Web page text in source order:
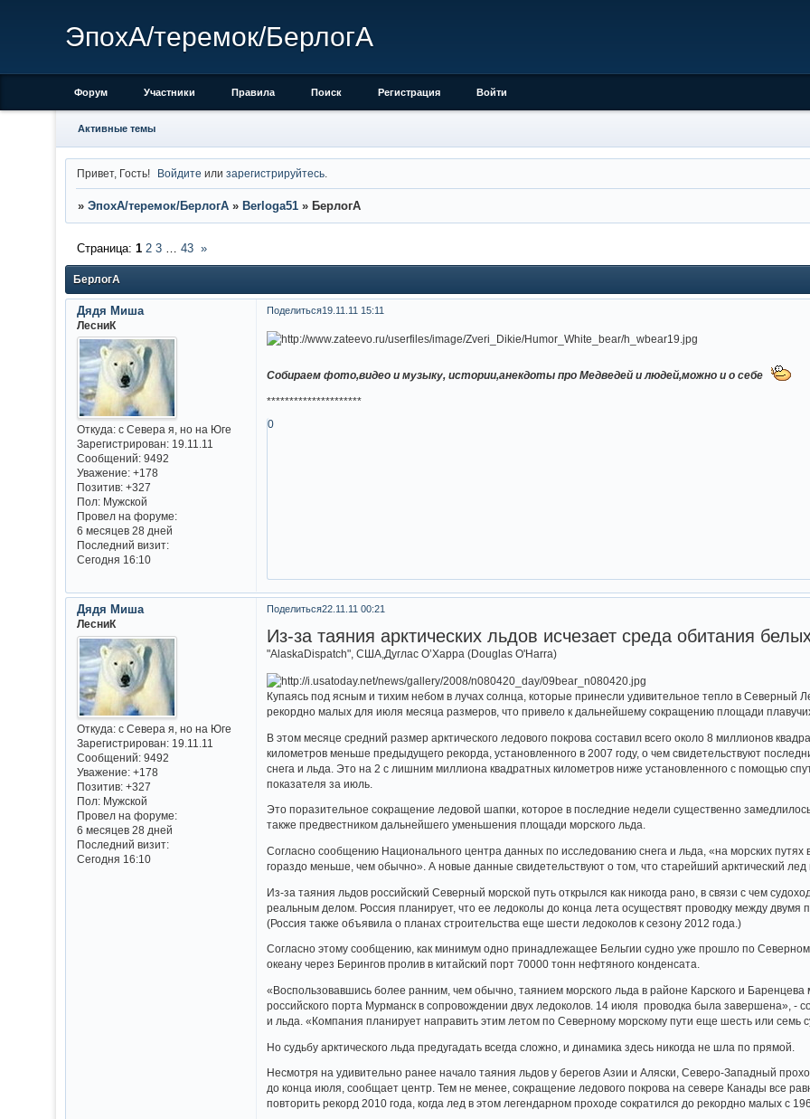
ЭпохА/теремок/БерлогА
Форум Участники Правила Поиск Регистрация Войти
Активные темы
Привет, Гость! Войдите илизарегистрируйтесь
» ЭпохА/теремок/БерлогА » Berloga51 » БерлогА
БерлогА
Страница: 1 2 3 … 43 »
Поделиться19.11.11 15:11
Дядя Миша
ЛесниК
Откуда:с Севера я, но на Юге
Зарегистрирован: 19.11.11
Сообщений:9492
Уважение: +178
Позитив: +327
Пол:Мужской
Провел на форуме:
6 месяцев 28 дней
Последний визит:
Сегодня 16:10
Собираем фото,видео и музыку, истории,анекдоты про Медведей и людей,можно и о себе
*********************
0
Поделиться22.11.11 00:21
Дядя Миша
ЛесниК
Откуда:с Севера я, но на Юге
Зарегистрирован: 19.11.11
Сообщений:9492
Уважение: +178
Позитив: +327
Пол:Мужской
Провел на форуме:
6 месяцев 28 дней
Последний визит:
Сегодня 16:10
Из-за таяния арктических льдов исчезает среда обитания
"AlaskaDispatch", США,Дуглас О’Харра (Douglas O'Harra)
Купаясь под ясным и тихим небом в лучах солнца, которые принесли удивительное тепло в Северный
рекордно малых для июля месяца размеров, что привело к дальнейшему сокращению площади
В этом месяце средний размер арктического ледового покрова составил всего около 8 миллионов
километров меньше предыдущего рекорда, установленного в 2007 году, о чем свидетельствуют
снега и льда. Это на 2 с лишним миллиона квадратных километров ниже установленного с помощью
показателя за июль.
Это поразительное сокращение ледовой шапки, которое в последние недели существенно
также предвестником дальнейшего уменьшения площади морского льда.
Согласно сообщению Национального центра данных по исследованию снега и льда, «на морских
гораздо меньше, чем обычно». А новые данные свидетельствуют о том, что старейший арктический лед
Из-за таяния льдов российский Северный морской путь открылся как никогда рано, в связи с чем
реальным делом. Россия планирует, что ее ледоколы до конца лета осуществят проводку между
(Россия также объявила о планах строительства еще шести ледоколов к сезону 2012 года.)
Согласно этому сообщению, как минимум одно принадлежащее Бельгии судно уже прошло по
океану через Берингов пролив в китайский порт 70000 тонн нефтяного конденсата.
«Воспользовавшись более ранним, чем обычно, таянием морского льда в районе Карского и
российского порта Мурманск в сопровождении двух ледоколов. 14 июля проводка была завершена»,
и льда. «Компания планирует направить этим летом по Северному морскому пути еще шесть или семь
Но судьбу арктического льда предугадать всегда сложно, и динамика здесь никогда не шла по прямой.
Несмотря на удивительно ранее начало таяния льдов у берегов Азии и Аляски, Северо-Западный
до конца июля, сообщает центр. Тем не менее, сокращение ледового покрова на севере Канады все
повторить рекорд 2010 года, когда лед в этом легендарном проходе сократился до рекордно малых с